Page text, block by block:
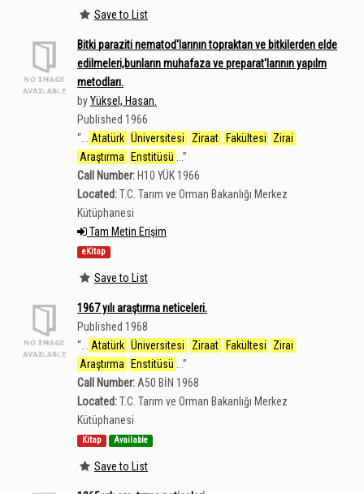
Save to List
Bitki paraziti nematod'larının topraktan ve bitkilerden elde
edilmeleri,bunların muhafaza ve preparat'larının yapılm
metodları.
byYüksel, Hasan.
Published 1966
“
Atatürk Üniversitesi Ziraat Fakültesi
Zirai
Araştırma
Enstitüsü ...”
Call Number: H10 YÜK 1966
Located:T.C. Tarım ve Orman Bakanlığı Merkez
Kütüphanesi
Tam Metin Erişim
eKitap
Save to List
1967 yılı araştırma neticeleri.
Published 1968
“
Atatürk Üniversitesi Ziraat Fakültesi
Zirai
Araştırma
Enstitüsü ...”
Call Number: A50 BİN 1968
Located:T.C. Tarım ve Orman Bakanlığı Merkez
Kütüphanesi
Kitap Available
Save to List